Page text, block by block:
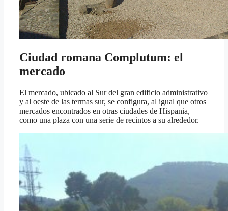
Ciudad romana Complutum: el
mercado
El mercado, ubicado al Sur del gran edificio administrativo
y al oeste de las termas sur, se configura, al igual que otros
mercados encontrados en otras ciudades de Hispania,
como una plaza con una serie de recintos a su alrededor.